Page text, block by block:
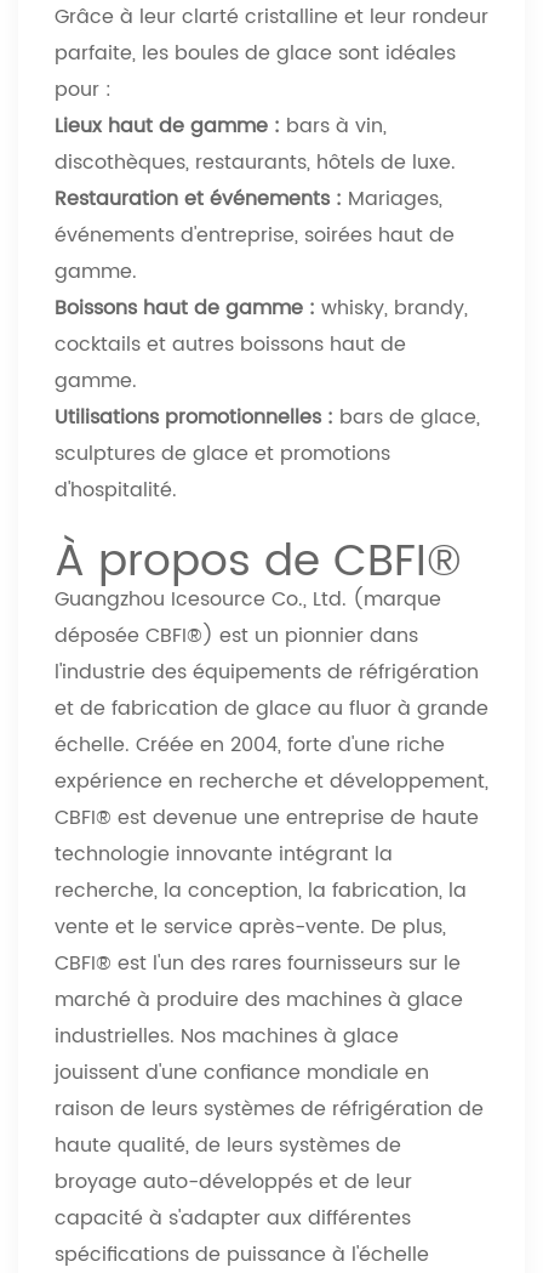
Grâce à leur clarté cristalline et leur rondeur
parfaite, les boules de glace sont idéales
pour :
Lieux haut de gamme : bars à vin,
discothèques, restaurants, hôtels de luxe.
Restauration et événements : Mariages,
événements d'entreprise, soirées haut de
gamme.
Boissons haut de gamme : whisky, brandy,
cocktails et autres boissons haut de
gamme.
Utilisations promotionnelles : bars de glace,
sculptures de glace et promotions
d'hospitalité.
À propos de CBFI®
Guangzhou Icesource Co., Ltd. (marque
déposée CBFI®) est un pionnier dans
l'industrie des équipements de réfrigération
et de fabrication de glace au fluor à grande
échelle. Créée en 2004, forte d'une riche
expérience en recherche et développement,
CBFI® est devenue une entreprise de haute
technologie innovante intégrant la
recherche, la conception, la fabrication, la
vente et le service après-vente. De plus,
CBFI® est l'un des rares fournisseurs sur le
marché à produire des machines à glace
industrielles. Nos machines à glace
jouissent d'une confiance mondiale en
raison de leurs systèmes de réfrigération de
haute qualité, de leurs systèmes de
broyage auto-développés et de leur
capacité à s'adapter aux différentes
spécifications de puissance à l'échelle